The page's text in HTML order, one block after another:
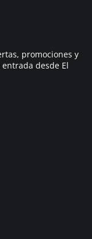
promociones y
desde El